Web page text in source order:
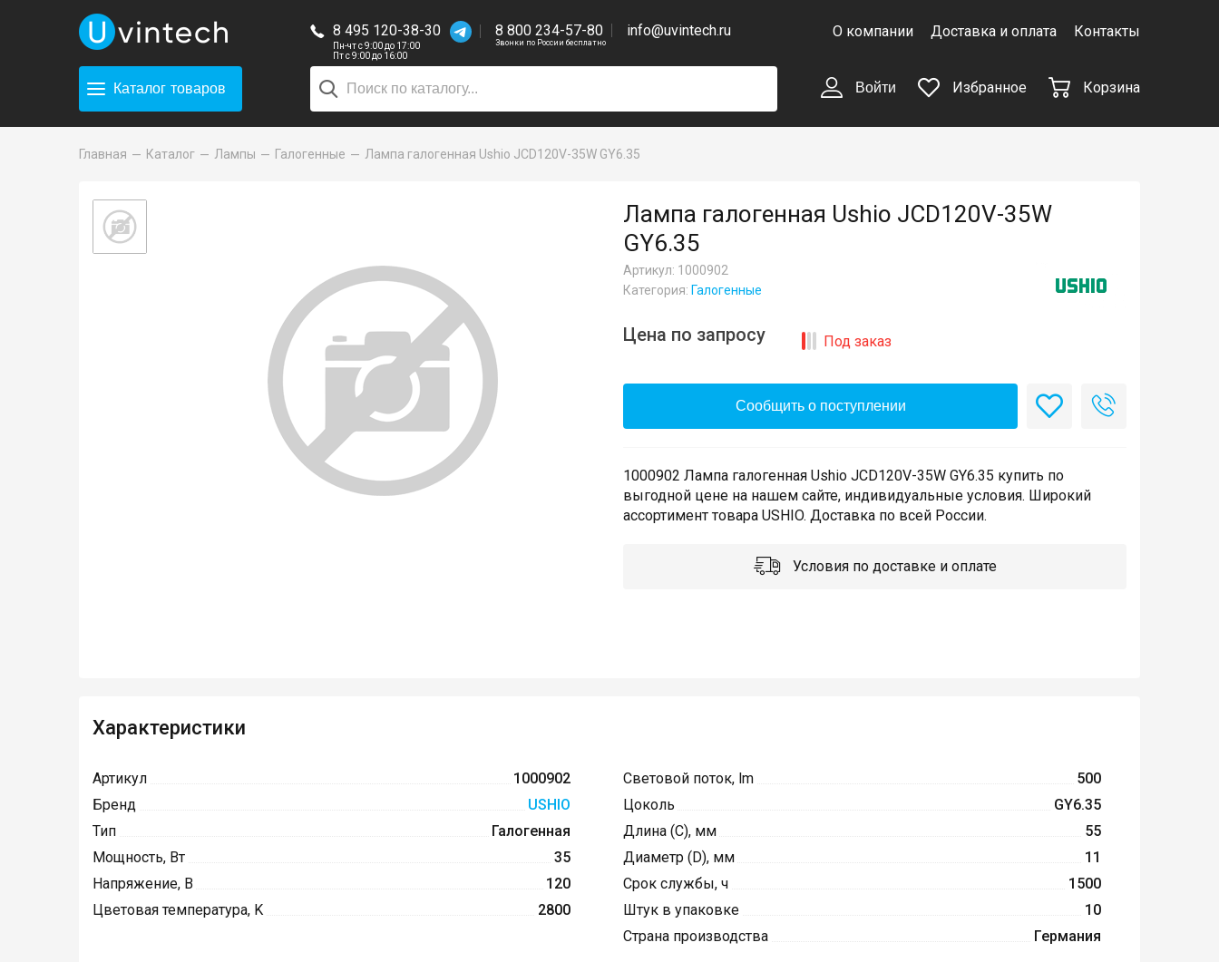
8 495 120-38-30
Пн-чт с 9:00 до 17:00
Пт с 9:00 до 16:00
8 800 234-57-80
Звонки по России бесплатно
info@uvintech.ru О компании Доставка и оплата Контакты
Каталог товаров Войти Избранное Корзина
Главная Каталог Лампы Галогенные Лампа галогенная Ushio JCD120V-35W GY6.35
Лампа галогенная Ushio JCD120V-35W
GY6.35
Артикул: 1000902
Категория: Галогенные
Цена по запросу Под заказ
Сообщить о поступлении
1000902 Лампа галогенная Ushio JCD120V-35W GY6.35 купить по
выгодной цене на нашем сайте, индивидуальные условия. Широкий
ассортимент товара USHIO. Доставка по всей России.
Условия по доставке и оплате
Характеристики
Артикул
1000902
Бренд
USHIO
Тип
Галогенная
Мощность, Вт
35
Напряжение, В
120
Цветовая температура, K
2800
Световой поток, lm
500
Цоколь
GY6.35
Длина (C), мм
55
Диаметр (D), мм
11
Срок службы, ч
1500
Штук в упаковке
10
Страна производства
Германия